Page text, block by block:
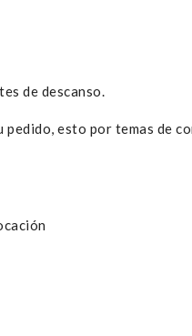
de descanso.
esto por temas de